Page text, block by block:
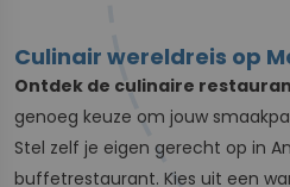
Culinair wereldreis op
Ontdek de culinaire
genoeg keuze om jouw
Stel zelf je eigen gerecht op in
buffetrestaurant. Kies uit een